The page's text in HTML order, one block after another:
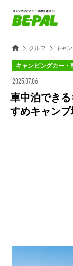
クルマ キャ
キャンピングカー・
2025.07.06
車中泊でき
すめキャン